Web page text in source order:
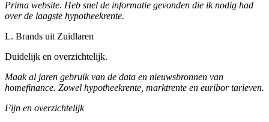
Prima website. Heb snel de informatie gevonden die ik nodig had
over de laagste hypotheekrente.
L. Brands uit Zuidlaren
Duidelijk en overzichtelijk.
Maak al jaren gebruik van de data en nieuwsbronnen van
homefinance. Zowel hypotheekrente, marktrente en euribor tarieven.
Fijn en overzichtelijk